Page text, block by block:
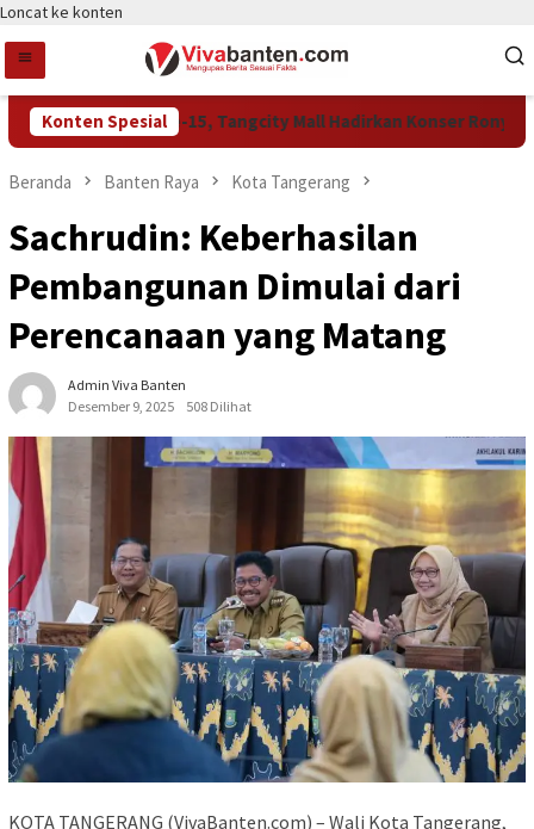
Loncat ke konten
Konten Spesial
Rayakan HUT Ke-15, Tangcity Mall Hadirkan Konser Rony
Beranda Banten Raya Kota Tangerang
Sachrudin: Keberhasilan
Pembangunan Dimulai dari
Perencanaan yang Matang
Admin Viva Banten
Desember 9, 2025
508 Dilihat
KOTA TANGERANG (VivaBanten.com) – Wali Kota Tangerang,